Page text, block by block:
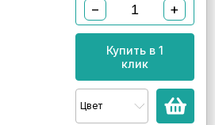
− +
Купить в 1
клик
Цвет